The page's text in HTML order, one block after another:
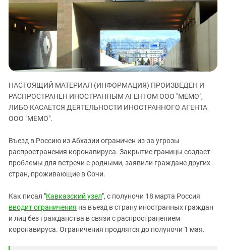
ЗАСТАВЛЯЕТ
КАВКАЗ ЗА ПАЛЕСТИНУ
ИНАКОМЫСЛИЕ В ЧЕЧНЕ
ПРЕСЛЕДОВАНИЕ АКТИВИСТОВ
МОБИЛИЗАЦИЯ И ПРОТЕСТЫ
Дагестан
Ингушетия
Кабардино-Балкария
Калмыкия
Карачаево-Черкесия
Краснодарский край
Российская Федерация
Северная Осетия - Алания
СКФО
Ставропольский край
Чечня
Южная Осетия
Южный Кавказ
НАСТОЯЩИЙ МАТЕРИАЛ (ИНФОРМАЦИЯ) ПРОИЗВЕДЕН И
РАСПРОСТРАНЕН ИНОСТРАННЫМ АГЕНТОМ ООО "МЕМО",
ЛИБО КАСАЕТСЯ ДЕЯТЕЛЬНОСТИ ИНОСТРАННОГО АГЕНТА
ООО "МЕМО".
Въезд в Россию из Абхазии ограничен из-за угрозы
распространения коронавируса. Закрытие границы создаст
проблемы для встречи с родными, заявили граждане других
стран, проживающие в Сочи.
Как писал "Кавказский узел", с полуночи 18 марта Россия
вводит ограничения на въезд в страну иностранных граждан
и лиц без гражданства в связи с распространением
коронавируса. Ограничения продлятся до полуночи 1 мая.